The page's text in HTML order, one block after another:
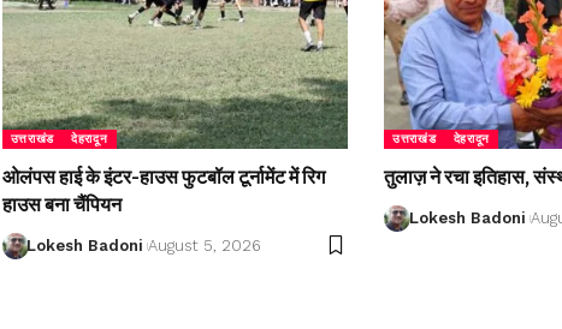
उत्तराखंड देहरादून
ओलंपस हाई के इंटर-हाउस फुटबॉल टूर्नामेंट में रिग
हाउस बना चैंपियन
Lokesh Badoni August 5, 2026
उत्तराखंड देहरादून
तुलाज़ ने रचा इतिहास,
Lokesh Badoni